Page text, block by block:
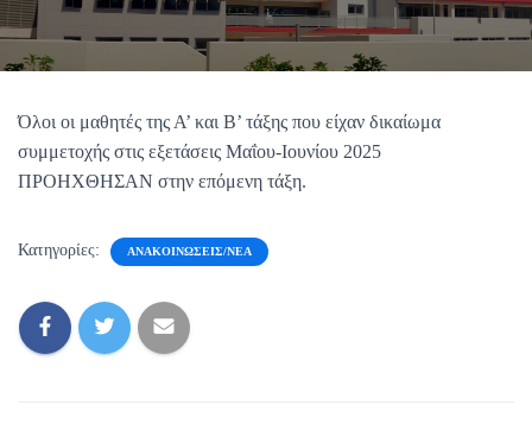
Ο
Η
Όλοι οι μαθητές της Α’ και Β’ τάξης που είχαν δικαίωμα
συμμετοχής στις εξετάσεις Μαΐου-Ιουνίου 2025
ΠΡΟΗΧΘΗΣΑΝ στην επόμενη τάξη.
Κατηγορίες: ΑΝΑΚΟΙΝΏΣΕΙΣ/ΝΈΑ